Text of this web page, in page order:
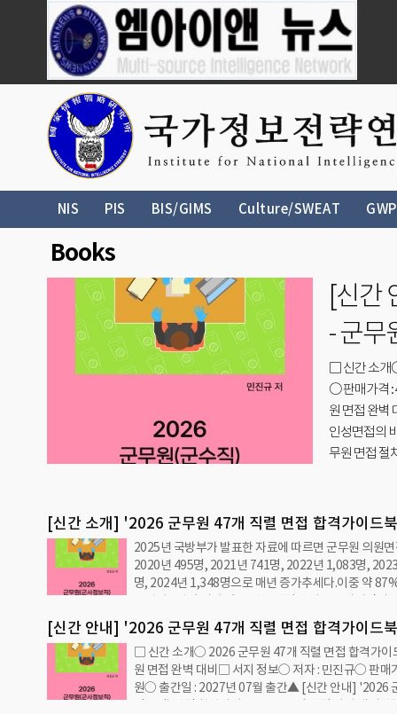
NIS PIS BIS/GIMS Culture/SWEAT GWP
Books
[신
- 군
□ 신간 소
○ 판매가
국무원 면
통합, 방첩
가 이뤄지
[신간 소개] '2026 군무원 47개 직렬 면접 합격가이드
원 면접 완벽 대비' 책 출간 안내
2025년 국방부가 발표한 자료에 따르면 군무원 의원
2020년 495명, 2021년 741명, 2022년 1,083명,
명, 2024년 1,348명으로 매년 증가추세다.이중 약
용된지 5년이 되지 않은 신규 인력인 것으로 나타났다.
사유로는 △군 조직 문화에 적응하기 어렵다 △급여 및
이 낮다 △산간 및 격오지 근무, 교통 및 생활 인프라 부
지 불편 문제가 커다 △인력부족에 따른 업무 부담이
훈련, 당직, 군행사 등 군 특유 업무 환경에 노출되어
시험에 합격했다 △전문성, 직무 발전 등 커리어 성장
[신간 안내] '2026 군무원 47개 직렬 면접 합격가이드
원 면접 완벽 대비' 책 서문 안내 by 민진규
□ 신간 소개○ 2026 군무원 47개 직렬 면접 합격가이
원 면접 완벽 대비□ 서지 정보○ 저자 : 민진규○ 판매
원○ 출간일 : 2027년 07월 출간▲ [신간 안내] '2026
정보직) 면접 합격가이드북 - 국무원 면접 완벽 대비'